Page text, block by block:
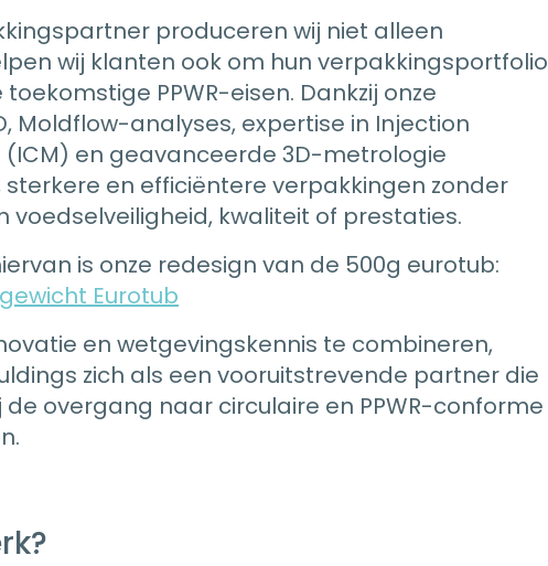
produceren wij niet alleen
wij klanten ook om hun verpakkingsportfolio
PPWR-eisen. Dankzij onze
Moldflow-analyses, expertise in Injection
en geavanceerde 3D-metrologie
sterkere en efficiëntere verpakkingen zonder
voedselveiligheid, kwaliteit of prestaties.
is onze redesign van de 500g eurotub:
Eurotub
en wetgevingskennis te combineren,
zich als een vooruitstrevende partner die
overgang naar circulaire en PPWR-conforme